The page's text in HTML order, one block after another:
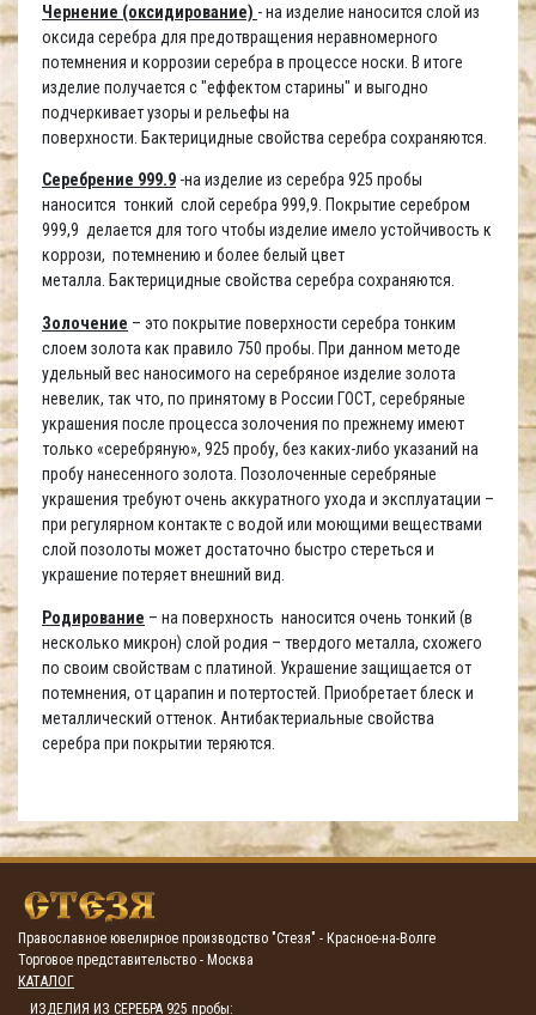
Чернение (оксидирование) - на изделие наносится слой из
оксида серебра для предотвращения неравномерного
потемнения и коррозии серебра в процессе носки. В итоге
изделие получается с "еффектом старины" и выгодно
подчеркивает узоры и рельефы на
поверхности. Бактерицидные свойства серебра сохраняются.
Серебрение 999.9 -на изделие из серебра 925 пробы
наносится тонкий слой серебра 999,9. Покрытие серебром
999,9 делается для того чтобы изделие имело устойчивость к
коррози, потемнению и более белый цвет
металла. Бактерицидные свойства серебра сохраняются.
Золочение – это покрытие поверхности серебра тонким
слоем золота как правило 750 пробы. При данном методе
удельный вес наносимого на серебряное изделие золота
невелик, так что, по принятому в России ГОСТ, серебряные
украшения после процесса золочения по прежнему имеют
только «серебряную», 925 пробу, без каких-либо указаний на
пробу нанесенного золота. Позолоченные серебряные
украшения требуют очень аккуратного ухода и эксплуатации –
при регулярном контакте с водой или моющими веществами
слой позолоты может достаточно быстро стереться и
украшение потеряет внешний вид.
Родирование – на поверхность наносится очень тонкий (в
несколько микрон) слой родия – твердого металла, схожего
по своим свойствам с платиной. Украшение защищается от
потемнения, от царапин и потертостей. Приобретает блеск и
металлический оттенок. Антибактериальные свойства
серебра при покрытии теряются.
Православное ювелирное производство "Стезя" - Красное-на-Волге
Торговое представительство - Москва
КАТАЛОГ
ИЗДЕЛИЯ ИЗ СЕРЕБРА 925 пробы: